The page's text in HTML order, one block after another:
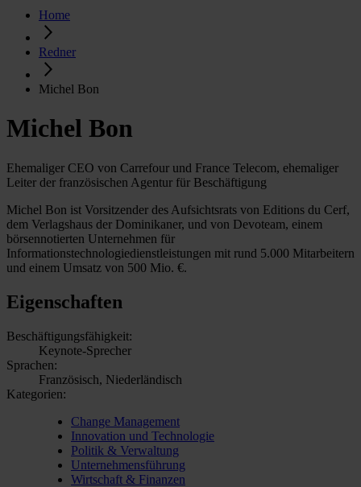
Home
Redner
Michel Bon
Michel Bon
Ehemaliger CEO von Carrefour und France Telecom, ehemaliger
Leiter der französischen Agentur für Beschäftigung
Michel Bon ist Vorsitzender des Aufsichtsrats von Editions du Cerf,
dem Verlagshaus der Dominikaner, und von Devoteam, einem
börsennotierten Unternehmen für
Informationstechnologiedienstleistungen mit rund 5.000 Mitarbeitern
und einem Umsatz von 500 Mio. €.
Eigenschaften
Beschäftigungsfähigkeit:
Keynote-Sprecher
Sprachen:
Französisch, Niederländisch
Kategorien:
Change Management
Innovation und Technologie
Politik & Verwaltung
Unternehmensführung
Wirtschaft & Finanzen